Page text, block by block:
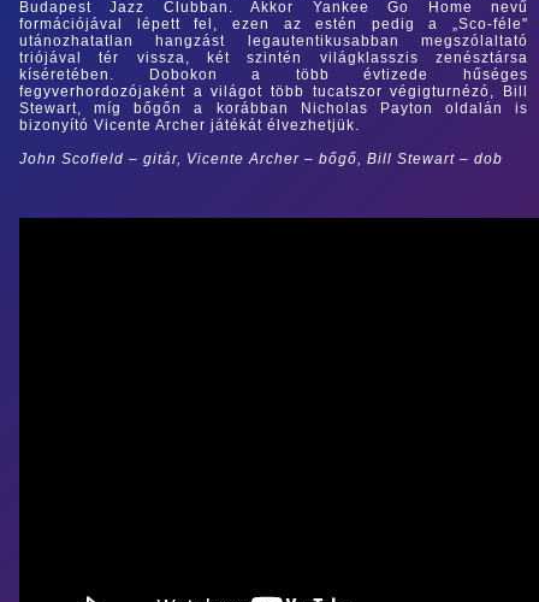
Budapest Jazz Clubban. Akkor Yankee Go Home nevű
formációjával lépett fel, ezen az estén pedig a „Sco-féle"
utánozhatatlan hangzást legautentikusabban megszólaltató
triójával tér vissza, két szintén világklasszis zenésztársa
kíséretében. Dobokon a több évtizede hűséges
fegyverhordozójaként a világot több tucatszor végigturnézó, Bill
Stewart, míg bőgőn a korábban Nicholas Payton oldalán is
bizonyító Vicente Archer játékát élvezhetjük.
John Scofield – gitár, Vicente Archer – bőgő, Bill Stewart – dob